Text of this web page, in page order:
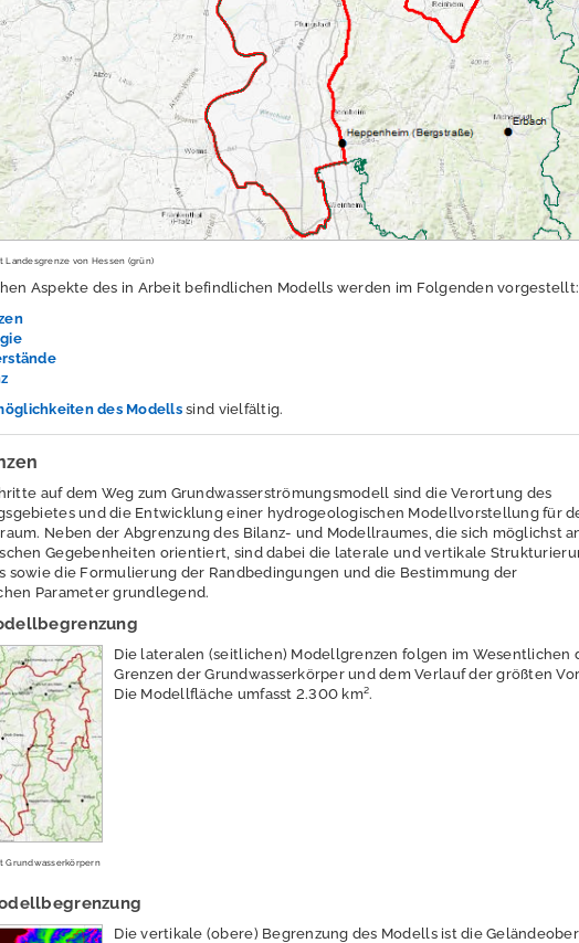
Landesgrenze von Hessen (grün)
Aspekte des in Arbeit befindlichen Modells werden im Folgenden vorgestellt:
des Modellssind vielfältig.
auf dem Weg zum Grundwasserströmungsmodell sind die Verortung des
und die Entwicklung einer hydrogeologischen Modellvorstellung für
Neben der Abgrenzung des Bilanz- und Modellraumes, die sich möglichst
Gegebenheiten orientiert, sind dabei die laterale und vertikale
sowie die Formulierung der Randbedingungen und die Bestimmung der
Parameter grundlegend.
Grundwasserkörpern
Die lateralen (seitlichen) Modellgrenzen folgen im Wesentlichen
Grenzen der Grundwasserkörper und dem Verlauf der größten
Die Modellfläche umfasst 2.300 km².
Die vertikale (obere) Begrenzung des Modells ist die